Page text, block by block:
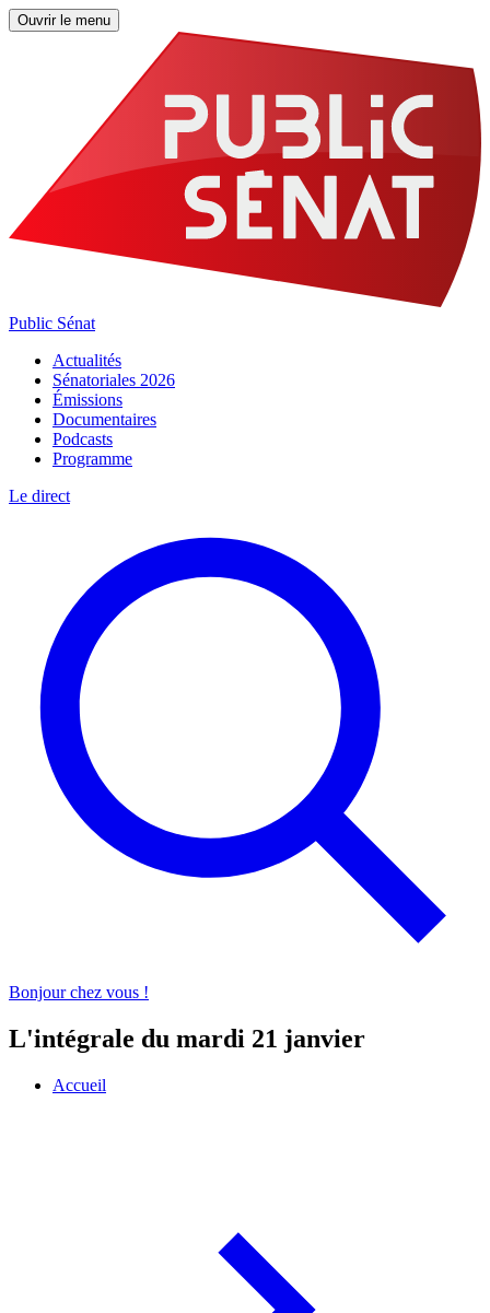
Ouvrir le menu
Public Sénat
Actualités
Sénatoriales 2026
Émissions
Documentaires
Podcasts
Programme
Le direct
Bonjour chez vous !
L'intégrale du mardi 21 janvier
Accueil